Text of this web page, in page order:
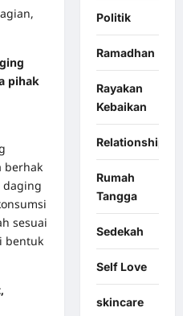
pihak
berhak
daging
sesuai
bentuk
Politik
Ramadhan
Rayakan
Kebaikan
Relationship
Rumah
Tangga
Sedekah
Self Love
skincare